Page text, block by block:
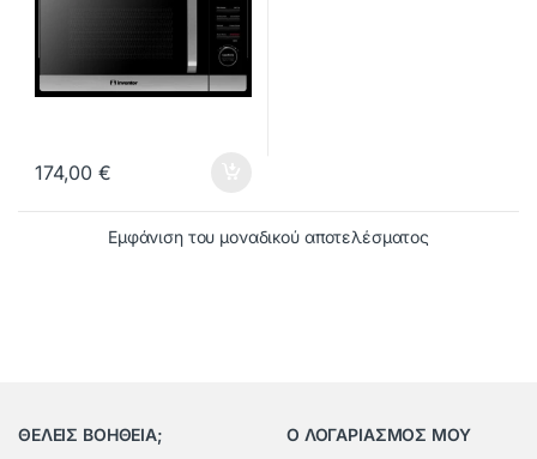
174,00€
Εμφάνιση του μοναδικού αποτελέσματος
ΘΕΛΕΙΣ ΒΟΗΘΕΙΑ;
Ο ΛΟΓΑΡΙΑΣΜΟΣ ΜΟΥ